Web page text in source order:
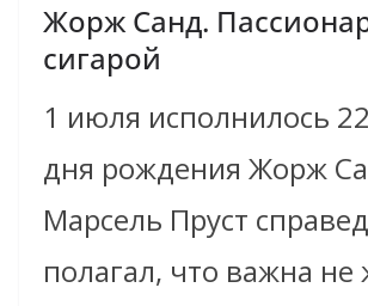
Жорж Санд.
сигарой
1 июля исполнилось
дня рождения Жорж
Марсель Пруст
полагал, что важна не